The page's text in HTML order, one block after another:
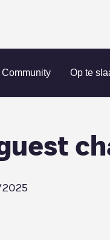
Community Op te
guest charger
2025